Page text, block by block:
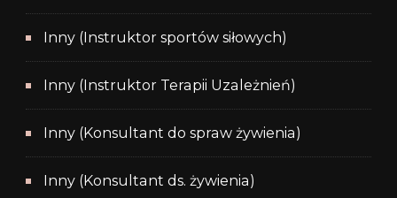
Inny (Instruktor sportów siłowych)
Inny (Instruktor Terapii Uzależnień)
Inny (Konsultant do spraw żywienia)
Inny (Konsultant ds. żywienia)